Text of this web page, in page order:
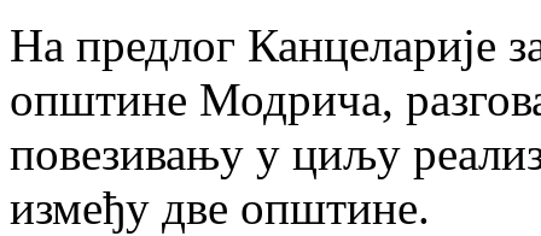
На предлог Канцеларије
општине Модрича,
повезивању у циљу
између две општине.